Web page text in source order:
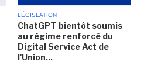
LÉGISLATION
ChatGPT bientôt soumis
au régime renforcé du
Digital Service Act de
l'Union...